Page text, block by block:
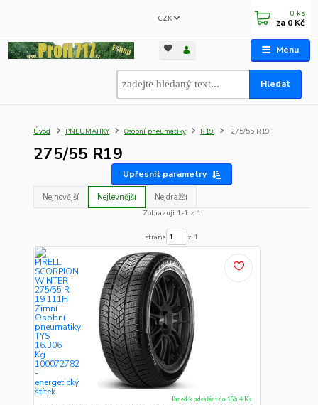
Menu
CZK
Hledat
0 ks
za 0 Kč
Úvod PNEUMATIKY Osobní pneumatiky R19 275/55 R19
275/55 R19
Upřesnit parametry
Nejnovější Nejlevnější
Nejdražší
Zobrazuji 1-1 z 1
strana z 1
Ihned k odeslání do 15h 4 Ks